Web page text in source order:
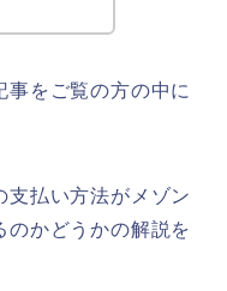
事をご覧の方の中に
支払い方法がメゾン
のかどうかの解説を